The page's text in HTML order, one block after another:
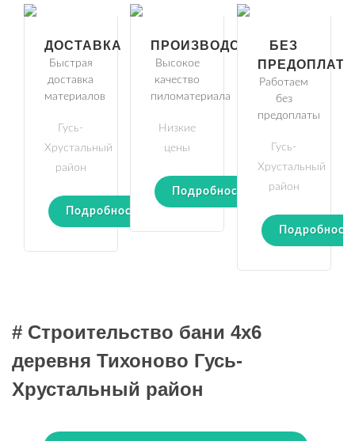
ДОСТАВКА
Быстрая
доставка
материалов
Гусь-
Хрустальный
район
Подробности
ПРОИЗВОДСТВО
Высокое
качество
пиломатериала
Низкие
цены
Подробности
БЕЗ
Работаем
без
предоплаты
Гусь-
Хрустальный
район
# Строительство бани 4х6
деревня Тихоново Гусь-
Хрустальный район